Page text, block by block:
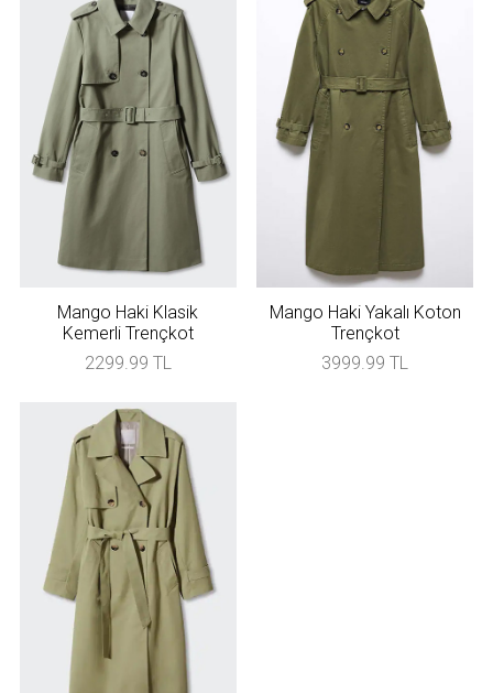
Mango Haki Klasik
Kemerli Trençkot
2299.99 TL
Mango Haki Yakalı Koton
Trençkot
3999.99 TL